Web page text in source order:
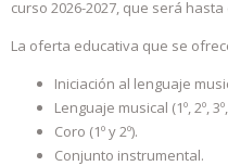
curso 2026-2027, que será
La oferta educativa que se
Iniciación al lenguaje
Lenguaje musical (1º, 2º, 3º,
Coro (1º y 2º).
Conjunto instrumental.